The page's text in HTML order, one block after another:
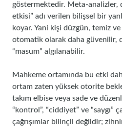
göstermektedir. Meta-analizler,
etkisi” adı verilen bilişsel bir
koyar. Yani kişi düzgün, temiz
otomatik olarak daha güvenilir,
“masum” algılanabilir.
Mahkeme ortamında bu etki
ortam zaten yüksek otorite
takım elbise veya sade ve
“kontrol”, “ciddiyet” ve “saygı”
çağrışımlar bilinçli değildir;